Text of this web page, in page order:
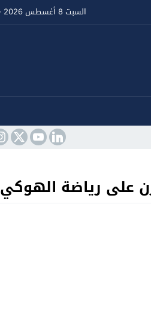
السبت 8 أغسطس 2026 - 11:32 صباحًا
على رياضة الهوكي